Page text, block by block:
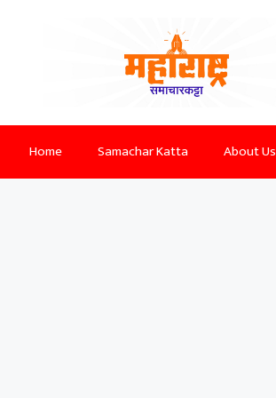
Home Samachar Katta About Us